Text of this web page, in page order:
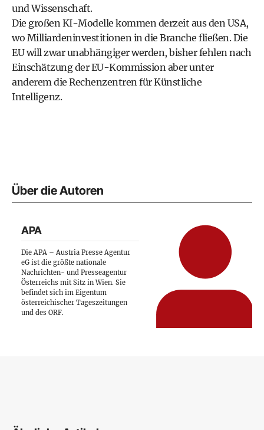
und Wissenschaft.
Die großen KI-Modelle kommen derzeit aus den USA,
wo Milliardeninvestitionen in die Branche fließen. Die
EU will zwar unabhängiger werden, bisher fehlen nach
Einschätzung der EU-Kommission aber unter
anderem die Rechenzentren für Künstliche
Intelligenz.
Über die Autoren
APA
Die APA – Austria Presse Agentur
eG ist die größte nationale
Nachrichten- und Presseagentur
Österreichs mit Sitz in Wien. Sie
befindet sich im Eigentum
österreichischer Tageszeitungen
und des ORF.